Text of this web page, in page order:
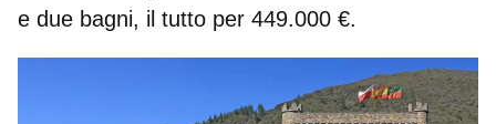
e due bagni, il tutto per 449.000 €.